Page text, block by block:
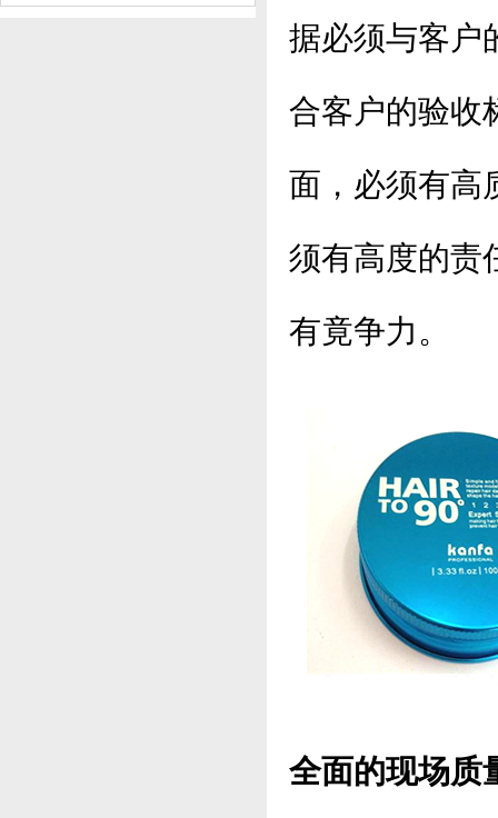
据必须与客户
合客户的验收
面，必须有高
须有高度的责
有竟争力。
全面的现场质